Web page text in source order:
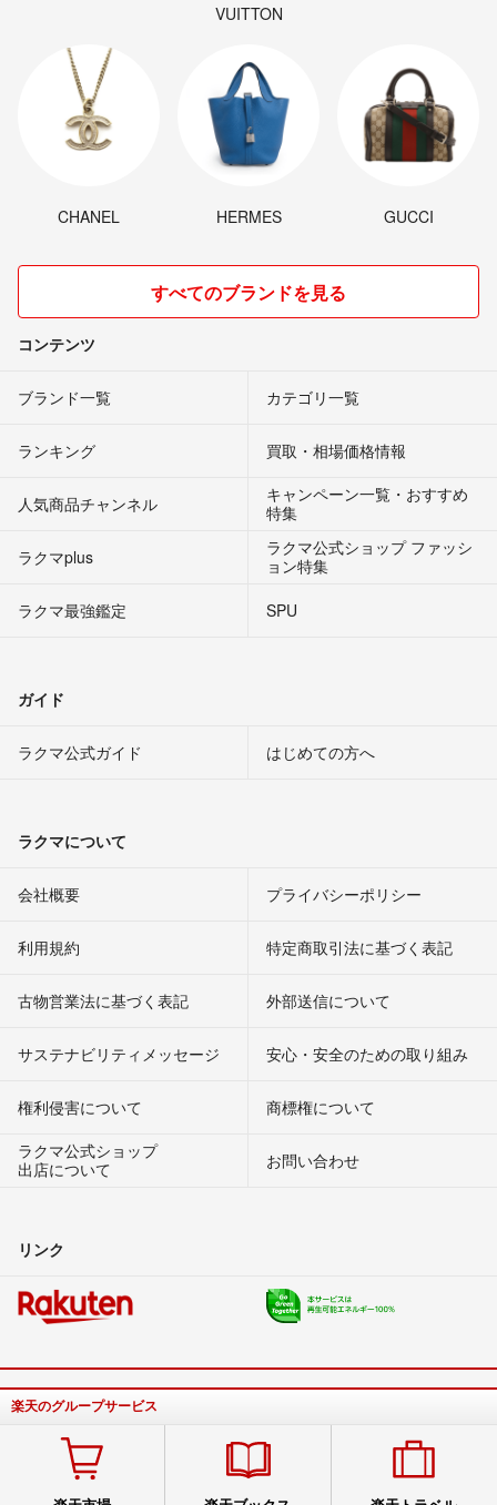
VUITTON
CHANEL HERMES GUCCI
すべてのブランドを見る
コンテンツ
ブランド一覧 カテゴリ一覧
ランキング 買取・相場価格情報
人気商品チャンネル
キャンペーン一覧・おすすめ
特集
ラクマplus
ラクマ公式ショップ ファッシ
ョン特集
ラクマ最強鑑定
SPU
ガイド
ラクマ公式ガイド はじめての方へ
ラクマについて
会社概要 プライバシーポリシー
利用規約 特定商取引法に基づく表記
古物営業法に基づく表記 外部送信について
サステナビリティメッセージ 安心・安全のための取り組み
権利侵害について
商標権について
ラクマ公式ショップ
出店について
お問い合わせ
リンク
楽天のグループサービス